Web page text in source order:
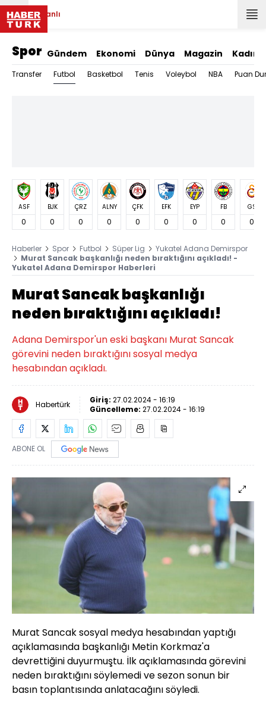
Canlı
Spor Gündem Ekonomi Dünya Magazin Kadın
Transfer Futbol Basketbol Tenis Voleybol NBA Puan
ASF
0
BJK
0
ÇRZ
0
ALNY
0
ÇFK
0
EFK
0
EYP
0
FB
0
GS
0
Haberler Spor Futbol Süper Lig
Yukatel Adana Demirspor
Murat Sancak başkanlığı neden bıraktığını açıkladı! -
Yukatel Adana Demirspor Haberleri
Murat Sancak başkanlığı
neden bıraktığını açıkladı!
Adana Demirspor'un eski başkanı Murat Sancak
görevini neden bıraktığını sosyal medya
hesabından açıkladı.
Habertürk Giriş: 27.02.2024 - 16:19
Güncelleme: 27.02.2024 - 16:19
ABONE OL
Murat Sancak sosyal medya hesabından yaptığı
açıklamasında başkanlığı Metin Korkmaz'a
devrettiğini duyurmuştu. İlk açıklamasında görevini
neden bıraktığını söylemedi ve sezon sonun bir
basın toplantısında anlatacağını söyledi.